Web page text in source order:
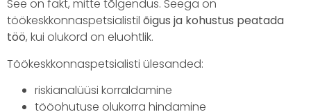
See on fakt, mitte tõlgendus. Seega on
töökeskkonnaspetsialistil õigus ja kohustus peatada
töö, kui olukord on eluohtlik.
Töökeskkonnaspetsialisti ülesanded:
riskianalüüsi korraldamine
tööohutuse olukorra hindamine